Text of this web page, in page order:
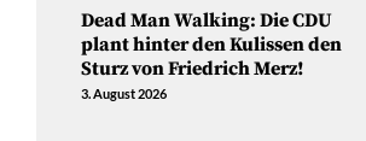
Dead Man Walking: Die CDU
plant hinter den Kulissen den
Sturz von Friedrich Merz!
3. August 2026